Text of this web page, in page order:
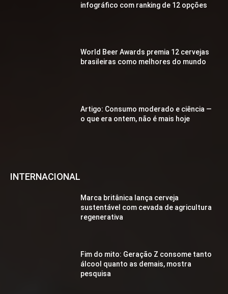
infográfico com ranking de 12 opções
World Beer Awards premia 12 cervejas
brasileiras como melhores do mundo
Artigo: Consumo moderado e ciência —
o que era ontem, não é mais hoje
INTERNACIONAL
Marca britânica lança cerveja
sustentável com cevada de agricultura
regenerativa
Fim do mito: Geração Z consome tanto
álcool quanto as demais, mostra
pesquisa